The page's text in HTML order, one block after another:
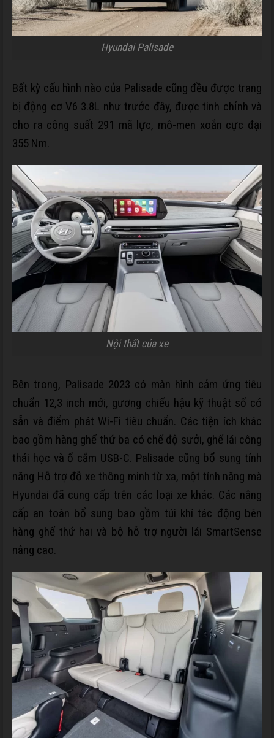
Hyundai Palisade
Bất kỳ cấu hình nào của Palisade cũng đều được trang
bị động cơ V6 3.8L như trước đây, được tinh chỉnh và
cho ra công suất 291 mã lực, mô-men xoắn cực đại
355 Nm.
Nội thất của xe
Bên trong, Palisade 2023 có màn hình cảm ứng tiêu
chuẩn 12,3 inch mới, gương chiếu hậu kỹ thuật số có
sẵn và điểm phát Wi-Fi tiêu chuẩn. Các tiện ích khác
bao gồm hàng ghế thứ ba có chế độ sưởi, ghế lái công
thái học và ổ cắm USB-C. Palisade cũng bổ sung tính
năng Hỗ trợ đỗ xe thông minh từ xa, một tính năng mà
Hyundai đã cung cấp trên các loại xe khác. Các nâng
cấp an toàn bổ sung bao gồm túi khí tác động bên
hàng ghế thứ hai và bộ hỗ trợ người lái SmartSense
nâng cao.